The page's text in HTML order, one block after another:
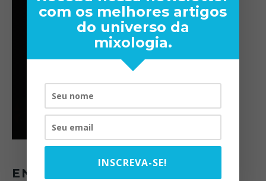
ENTREVISTAS
com os melhores artigos
do universo da
mixologia.
INSCREVA-SE!